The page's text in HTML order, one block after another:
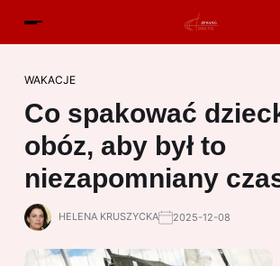
WAKACJE
Co spakować
obóz, aby był to
niezapomniany
HELENA KRUSZYCKA 2025-12-08